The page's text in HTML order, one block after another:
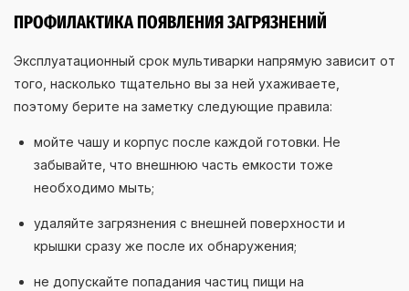
ПРОФИЛАКТИКА ПОЯВЛЕНИЯ ЗАГРЯЗНЕНИЙ
Эксплуатационный срок мультиварки напрямую зависит от
того, насколько тщательно вы за ней ухаживаете,
поэтому берите на заметку следующие правила:
мойте чашу и корпус после каждой готовки. Не
забывайте, что внешнюю часть емкости тоже
необходимо мыть;
удаляйте загрязнения с внешней поверхности и
крышки сразу же после их обнаружения;
не допускайте попадания частиц пищи на